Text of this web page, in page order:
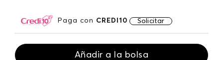
Paga con CREDI10 Solicitar
Añadir a la bolsa